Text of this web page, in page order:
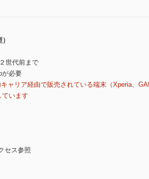
世代前まで
が必要
ャリア経由で販売されている端末（Xperia、
います
セス参照